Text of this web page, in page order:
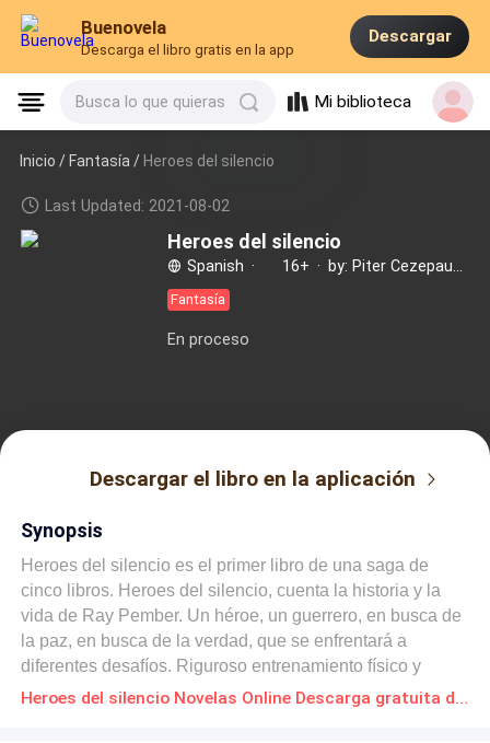
Buenovela
Descarga el libro gratis en la app
Descargar
Busca lo que quieras Mi biblioteca
Inicio /Fantasía / Heroes del silencio
Last Updated: 2021-08-02
Heroes del silencio
Spanish · 16+ ·
Fantasía
En proceso
Descargar el libro en la aplicación
Synopsis
Heroes del silencio es el primer libro de una saga de
cinco libros. Heroes del silencio, cuenta la historia y la
vida de Ray Pember. Un héroe, un guerrero, en busca de
la paz, en busca de la verdad, que se enfrentará a
diferentes desafíos. Riguroso entrenamiento físico y
mental sobre quién eres, qué creer, qué es real y qué noHeroes del silencio Novelas Online Descarga gratuita de PDF